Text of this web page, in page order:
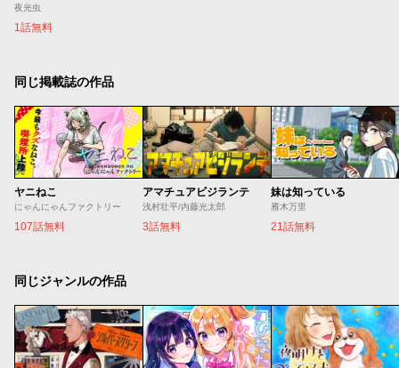
夜光虫
1話無料
同じ掲載誌の作品
ヤニねこ
にゃんにゃんファクトリー
107話無料
アマチュアビジランテ
浅村壮平/内藤光太郎
3話無料
妹は知っている
雁木万里
21話無料
同じジャンルの作品